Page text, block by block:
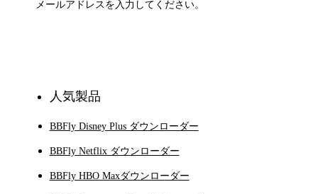
人気製品
BBFly Disney Plus ダウンローダー
BBFly Netflix ダウンローダー
BBFly HBO Maxダウンローダー